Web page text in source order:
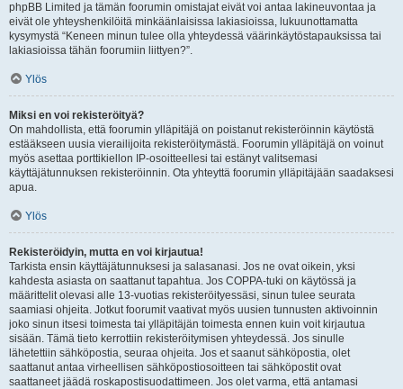
phpBB Limited ja tämän foorumin omistajat eivät voi antaa lakineuvontaa ja
eivät ole yhteyshenkilöitä minkäänlaisissa lakiasioissa, lukuunottamatta
kysymystä “Keneen minun tulee olla yhteydessä väärinkäytöstapauksissa tai
lakiasioissa tähän foorumiin liittyen?”.
Ylös
Miksi en voi rekisteröityä?
On mahdollista, että foorumin ylläpitäjä on poistanut rekisteröinnin käytöstä
estääkseen uusia vierailijoita rekisteröitymästä. Foorumin ylläpitäjä on voinut
myös asettaa porttikiellon IP-osoitteellesi tai estänyt valitsemasi
käyttäjätunnuksen rekisteröinnin. Ota yhteyttä foorumin ylläpitäjään saadaksesi
apua.
Ylös
Rekisteröidyin, mutta en voi kirjautua!
Tarkista ensin käyttäjätunnuksesi ja salasanasi. Jos ne ovat oikein, yksi
kahdesta asiasta on saattanut tapahtua. Jos COPPA-tuki on käytössä ja
määrittelit olevasi alle 13-vuotias rekisteröityessäsi, sinun tulee seurata
saamiasi ohjeita. Jotkut foorumit vaativat myös uusien tunnusten aktivoinnin
joko sinun itsesi toimesta tai ylläpitäjän toimesta ennen kuin voit kirjautua
sisään. Tämä tieto kerrottiin rekisteröitymisen yhteydessä. Jos sinulle
lähetettiin sähköpostia, seuraa ohjeita. Jos et saanut sähköpostia, olet
saattanut antaa virheellisen sähköpostiosoitteen tai sähköpostit ovat
saattaneet jäädä roskapostisuodattimeen. Jos olet varma, että antamasi